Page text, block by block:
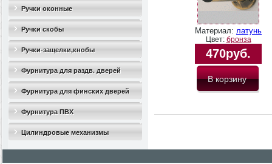
Ручки оконные
Ручки скобы
Ручки-защелки,кнобы
Фурнитура для раздв. дверей
Фурнитура для финских дверей
Фурнитура ПВХ
Цилиндровые механизмы
Материал: латунь
Цвет: бронза
470руб.